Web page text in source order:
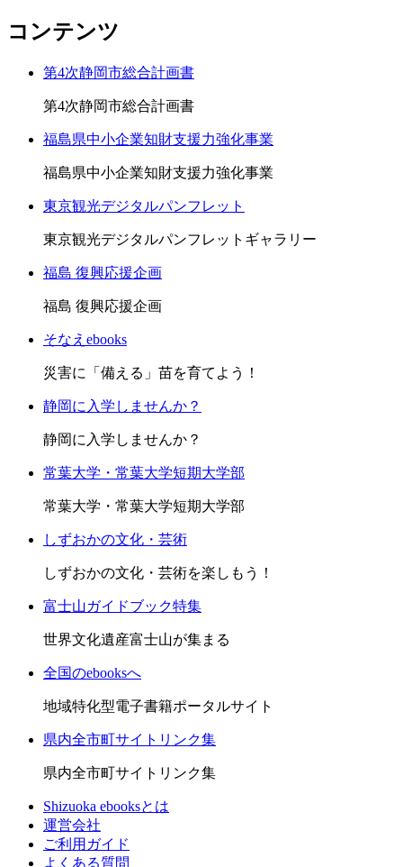
コンテンツ
第4次静岡市総合計画書
第4次静岡市総合計画書
福島県中小企業知財支援力強化事業
福島県中小企業知財支援力強化事業
東京観光デジタルパンフレット
東京観光デジタルパンフレットギャラリー
福島 復興応援企画
福島 復興応援企画
そなえebooks
災害に「備える」苗を育てよう！
静岡に入学しませんか？
静岡に入学しませんか？
常葉大学・常葉大学短期大学部
常葉大学・常葉大学短期大学部
しずおかの文化・芸術
しずおかの文化・芸術を楽しもう！
富士山ガイドブック特集
世界文化遺産富士山が集まる
全国のebooksへ
地域特化型電子書籍ポータルサイト
県内全市町サイトリンク集
県内全市町サイトリンク集
Shizuoka ebooksとは
運営会社
ご利用ガイド
よくある質問